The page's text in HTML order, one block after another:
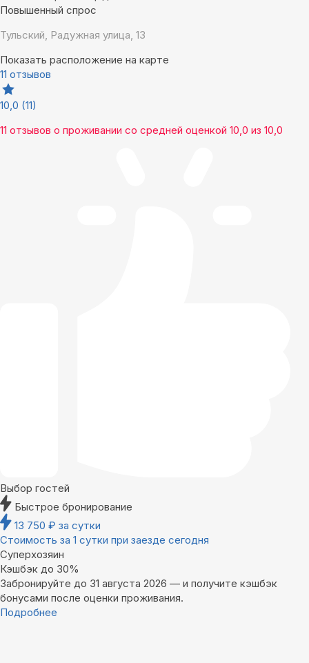
Повышенный спрос
Тульский, Радужная улица, 13
Показать расположение на карте
11 отзывов
10,0 (11)
11 отзывов о проживании со средней оценкой 10,0 из 10,0
Выбор гостей
Быстрое бронирование
13 750 ₽ за сутки
Стоимость за 1 сутки при заезде сегодня
Суперхозяин
Кэшбэк до 30%
Забронируйте до 31 августа 2026 — и получите кэшбэк
бонусами после оценки проживания.
Подробнее